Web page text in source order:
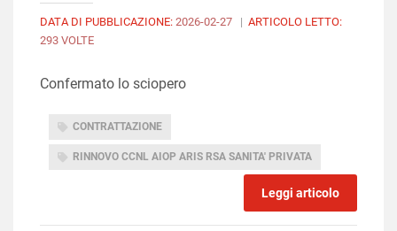
DATA DI PUBBLICAZIONE: 2026-02-27 | ARTICOLO LETTO:
293 VOLTE
Confermato lo sciopero
CONTRATTAZIONE
RINNOVO CCNL AIOP ARIS RSA SANITA' PRIVATA
Leggi articolo